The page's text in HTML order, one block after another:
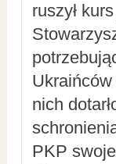
ruszył
nich
PKP